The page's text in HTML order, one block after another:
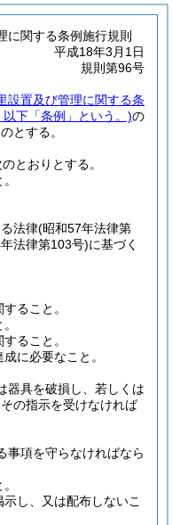
に関する条例施行規則
平成18年3月1日
規則第96号
設置及び管理に関する条
下「条例」という。)の
とする。
とおりとする。
法律(昭和57年法律第
法律第103号)に基づく
ること。
ること。
に必要なこと。
器具を破損し、若しくは
の指示を受けなければ
事項を守らなければなら
し、又は配布しないこ